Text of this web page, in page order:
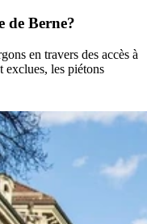
de Berne?
en travers des accès à
exclues, les piétons